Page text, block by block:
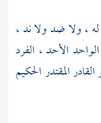
، ولا ضد ولا ند ،
الأحد ، الفرد
المقتدر الحكيم